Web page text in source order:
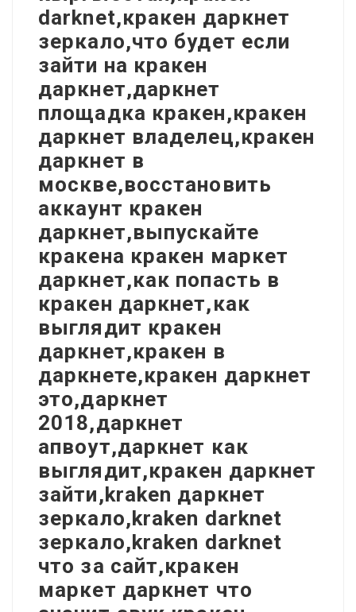
darknet,кракен даркнет
зеркало,что будет если
зайти на кракен
даркнет,даркнет
площадка кракен,кракен
даркнет владелец,кракен
даркнет в
москве,восстановить
аккаунт кракен
даркнет,выпускайте
кракена кракен маркет
даркнет,как попасть в
кракен даркнет,как
выглядит кракен
даркнет,кракен в
даркнете,кракен даркнет
это,даркнет
2018,даркнет
апвоут,даркнет как
выглядит,кракен даркнет
зайти,kraken даркнет
зеркало,kraken darknet
зеркало,kraken darknet
что за сайт,кракен
маркет даркнет что